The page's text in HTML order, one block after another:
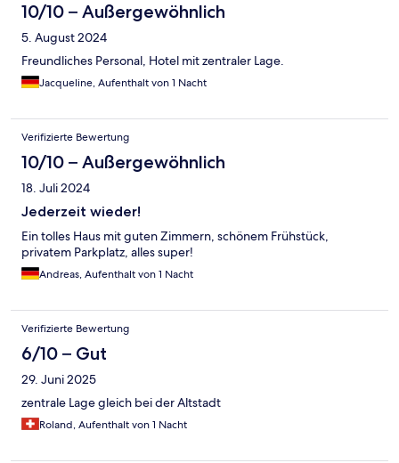
10/10 – Außergewöhnlich
5. August 2024
Freundliches Personal, Hotel mit zentraler Lage.
Jacqueline, Aufenthalt von 1 Nacht
Verifizierte Bewertung
10/10 – Außergewöhnlich
18. Juli 2024
Jederzeit wieder!
Ein tolles Haus mit guten Zimmern, schönem Frühstück,
privatem Parkplatz, alles super!
Andreas, Aufenthalt von 1 Nacht
Verifizierte Bewertung
6/10 – Gut
29. Juni 2025
zentrale Lage gleich bei der Altstadt
Roland, Aufenthalt von 1 Nacht